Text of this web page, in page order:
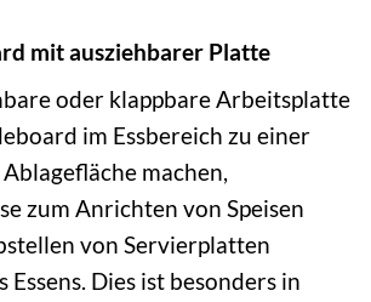
mit ausziehbarer Platte
oder klappbare Arbeitsplatte
im Essbereich zu einer
machen,
zum Anrichten von Speisen
von Servierplatten
Essens. Dies ist besonders in